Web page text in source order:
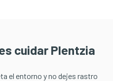
cuidar Plentzia
el entorno y no dejes rastro